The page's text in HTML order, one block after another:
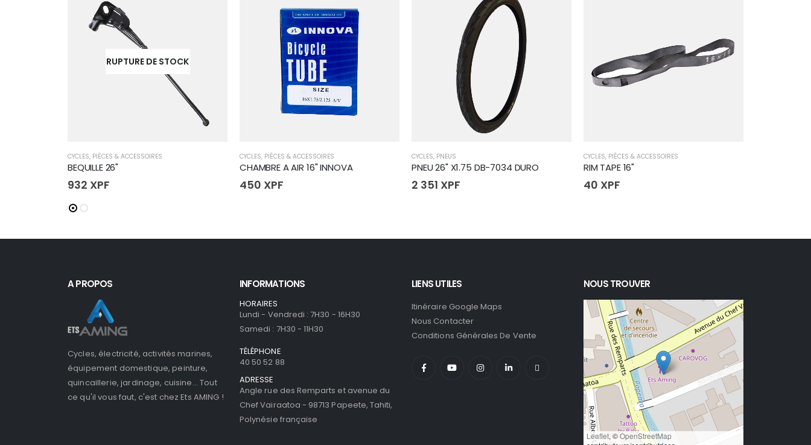
RUPTURE DE STOCK
CYCLES, PIÈCES & ACCESSOIRES
BEQUILLE 26"
932 XPF
CYCLES, PIÈCES & ACCESSOIRES
CHAMBRE A AIR 16" INNOVA
450 XPF
CYCLES, PNEUS
PNEU 26" X1.75 DB-7034 DURO
2 351 XPF
CYCLES, PIÈCES & ACCESSOIRES
RIM TAPE 16"
40 XPF
A PROPOS
Cycles, électricité, activités marines,
équipement domestique, peinture,
quincaillerie, jardinage, cuisine... Tout
ce qu'il vous faut, c'est chez Ets AMING !
INFORMATIONS
HORAIRES
Lundi - Vendredi : 7H30 - 16H30
Samedi : 7H30 - 11H30
TÉLÉPHONE
40 50 52 88
ADRESSE
Angle rue des Remparts et avenue du
Chef Vairaatoa - 98713 Papeete, Tahiti,
Polynésie française
LIENS UTILES
Itinéraire Google Maps
Nous Contacter
Conditions Générales De Vente
NOUS TROUVER
Leaflet, ©OpenStreetMap